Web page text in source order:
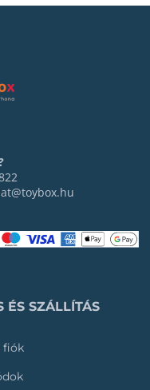
ÉS SZÁLLÍTÁS
fiók